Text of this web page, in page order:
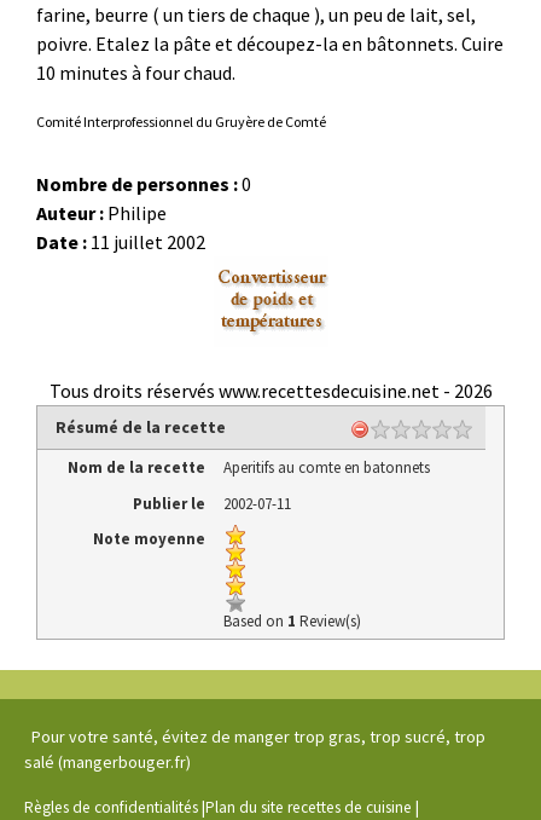
farine, beurre ( un tiers de chaque ), un peu de lait, sel,
poivre. Etalez la pâte et découpez-la en bâtonnets. Cuire
10 minutes à four chaud.
Comité Interprofessionnel du Gruyère de Comté
Nombre de personnes :0
Auteur : Philipe
Date : 11 juillet 2002
Tous droits réservés www.recettesdecuisine.net - 2026
Résumé de la recette
Nom de la recette
Aperitifs au comte en batonnets
Publier le
2002-07-11
Note moyenne
Based on 1 Review(s)
Pour votre santé, évitez de manger trop gras, trop sucré, trop
salé (mangerbouger.fr)
Règles de confidentialités|Plan du site recettes de cuisine |